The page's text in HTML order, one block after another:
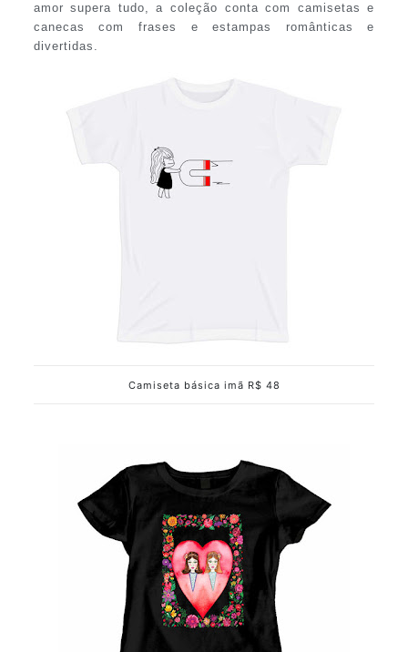
amor supera tudo, a coleção conta com camisetas e
canecas com frases e estampas românticas e
divertidas.
Camiseta básica imã R$ 48